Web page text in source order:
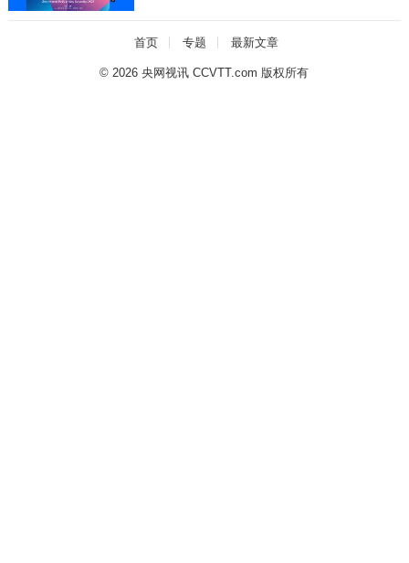
首页 专题 最新文章
© 2026央网视讯 CCVTT.com 版权所有